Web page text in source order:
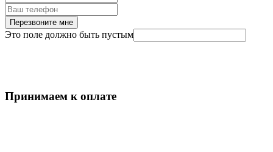
Перезвоните мне
Это поле должно быть пустым
Принимаем к оплате